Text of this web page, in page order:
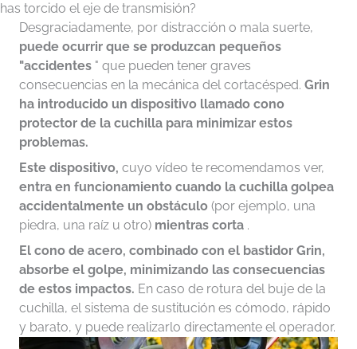
has torcido el eje de transmisión?
Desgraciadamente, por distracción o mala suerte,
puede ocurrir que se produzcan pequeños
"accidentes " que pueden tener graves
consecuencias en la mecánica del cortacésped. Grin
ha introducido un dispositivo llamado cono
protector de la cuchilla para minimizar estos
problemas.
Este dispositivo, cuyo vídeo te recomendamos ver,
entra en funcionamiento cuando la cuchilla golpea
accidentalmente un obstáculo (por ejemplo, una
piedra, una raíz u otro) mientras corta .
El cono de acero, combinado con el bastidor Grin,
absorbe el golpe, minimizando las consecuencias
de estos impactos. En caso de rotura del buje de la
cuchilla, el sistema de sustitución es cómodo, rápido
y barato, y puede realizarlo directamente el operador.